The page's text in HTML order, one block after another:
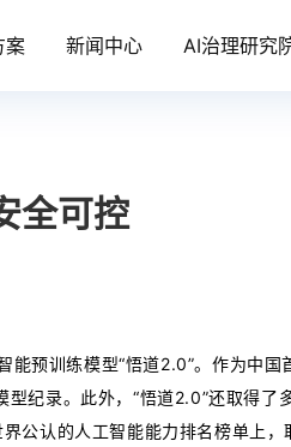
案 新闻中心 AI治理研究
全可控
预训练模型“悟道2.0”。作为中国
纪录。此外，“悟道2.0”还取得了
公认的人工智能能力排名榜单上